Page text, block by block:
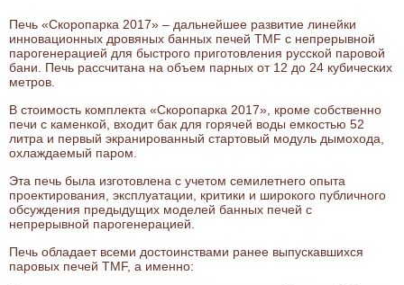
Печь «Скоропарка 2017» – дальнейшее развитие линейки
инновационных дровяных банных печей TMF с непрерывной
парогенерацией для быстрого приготовления русской паровой
бани. Печь рассчитана на объем парных от 12 до 24 кубических
метров.
В стоимость комплекта «Скоропарка 2017», кроме собственно
печи с каменкой, входит бак для горячей воды емкостью 52
литра и первый экранированный стартовый модуль дымохода,
охлаждаемый паром.
Эта печь была изготовлена с учетом семилетнего опыта
проектирования, эксплуатации, критики и широкого публичного
обсуждения предыдущих моделей банных печей с
непрерывной парогенерацией.
Печь обладает всеми достоинствами ранее выпускавшихся
паровых печей TMF, а именно: